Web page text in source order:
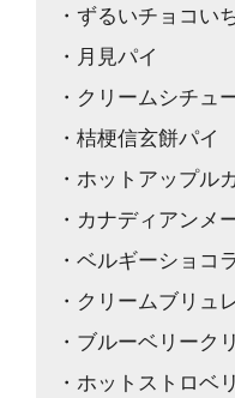
・ずるいチョコい
・月見パイ
・クリームシチュ
・桔梗信玄餅パイ
・ホットアップル
・カナディアンメ
・ベルギーショコ
・クリームブリュ
・ブルーベリーク
・ホットストロベ